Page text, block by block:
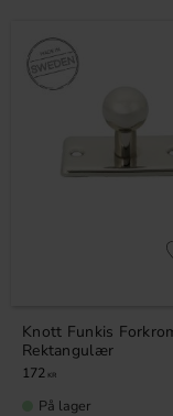
Knott Funkis
Rektangulær
172 KR
På lager